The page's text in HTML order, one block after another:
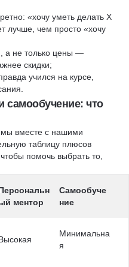
«хочу уметь делать X
лучше, чем просто «хочу
а не только цены —
скидки;
учился на курсе,
самообучение: что
мы вместе с нашими
таблицу плюсов
помочь выбрать то,
ментор
Самообуче
ние
Минимальна
я